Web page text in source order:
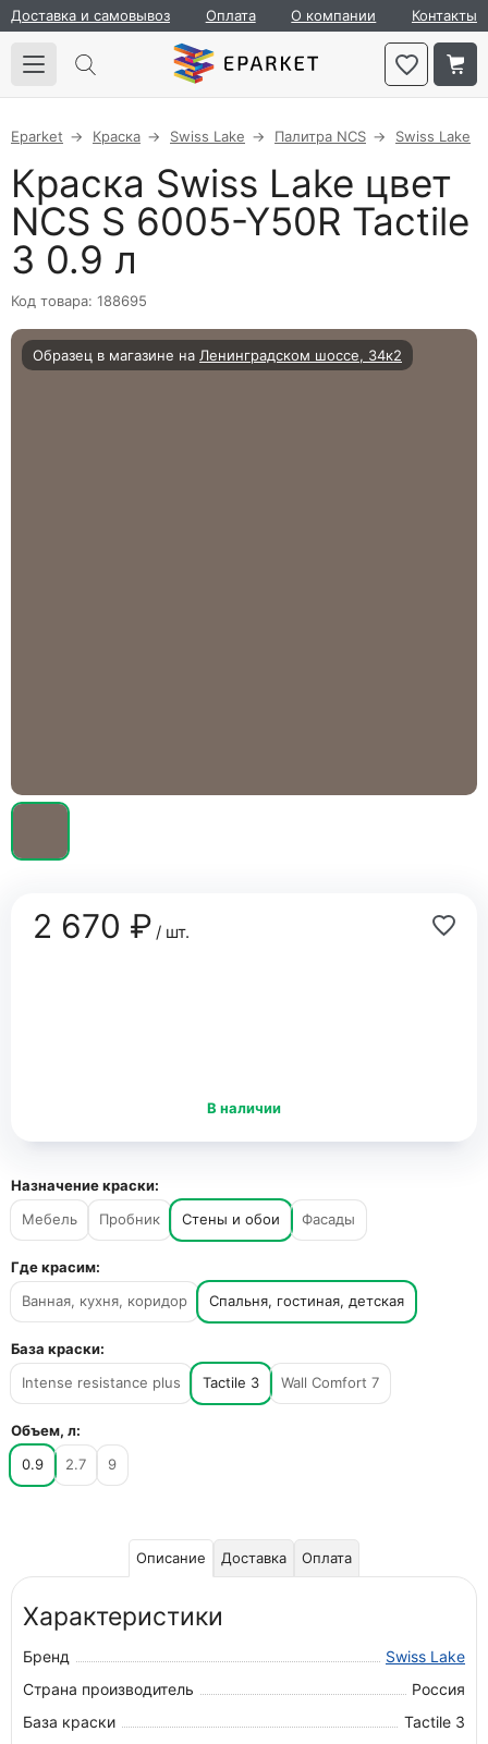
Доставка и самовывоз Оплата О компании Контакты
Eparket Краска Swiss Lake Палитра NCS Swiss Lake
Краска Swiss Lake цвет
NCS S 6005-Y50R Tactile
3 0.9 л
Код товара: 188695
Образец в магазине на Ленинградском шоссе, 34к2
2 670 ₽/ шт.
В наличии
Назначение краски:
Мебель
Пробник Стены и обои Фасады
Где красим:
Ванная, кухня, коридор
Спальня, гостиная, детская
База краски:
Intense resistance plus
Tactile 3 Wall Comfort 7
Объем, л:
0.9
2.7 9
Описание Доставка Оплата
Характеристики
Бренд
Swiss Lake
Страна производитель
Россия
База краски
Tactile 3